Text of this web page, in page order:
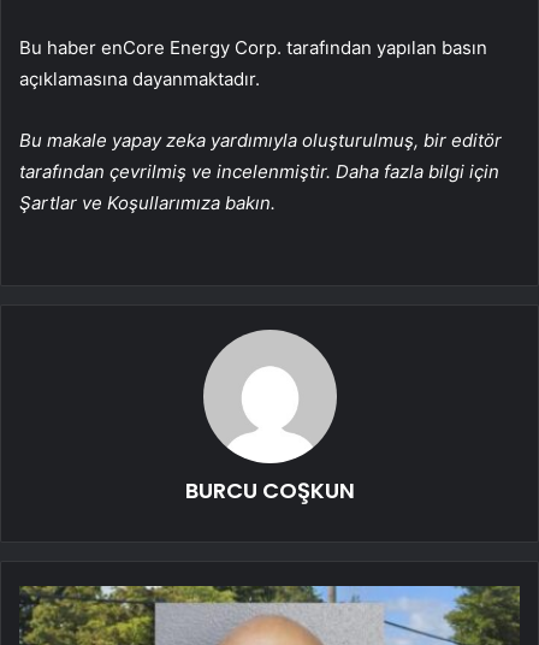
Bu haber enCore Energy Corp. tarafından yapılan basın
açıklamasına dayanmaktadır.
Bu makale yapay zeka yardımıyla oluşturulmuş, bir editör
tarafından çevrilmiş ve incelenmiştir. Daha fazla bilgi için
Şartlar ve Koşullarımıza bakın.
BURCU COŞKUN